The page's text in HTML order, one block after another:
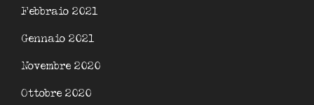
Febbraio 2021
Gennaio 2021
Novembre 2020
Ottobre 2020